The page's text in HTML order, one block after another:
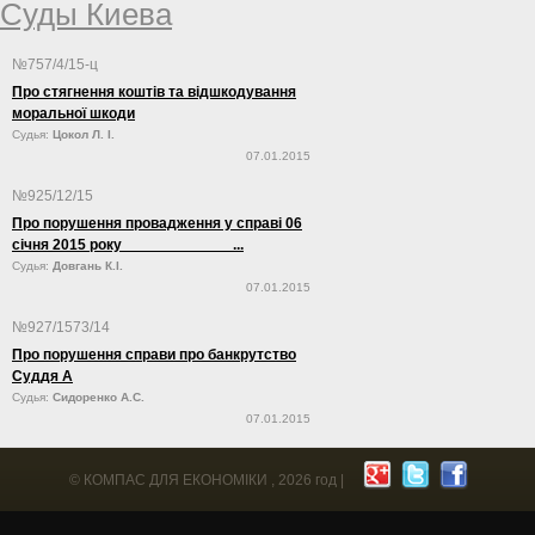
Суды Киева
№757/4/15-ц
Про стягнення коштів та відшкодування
моральної шкоди
Судья: Цокол Л. І.
07.01.2015
№925/12/15
Про порушення провадження у справі 06
січня 2015 року ...
Судья: Довгань К.І.
07.01.2015
№927/1573/14
Про порушення справи про банкрутство
Суддя А
Судья: Сидоренко А.С.
07.01.2015
© КОМПАС ДЛЯ ЕКОНОМІКИ , 2026 год |